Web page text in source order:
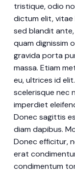
tristique, odio
dictum elit, vitae
sed blandit
quam dignissim
gravida porta
massa. Etiam
eu, ultrices id
scelerisque nec
imperdiet
Donec sagittis
diam dapibus.
Donec efficitur,
erat
condimentum